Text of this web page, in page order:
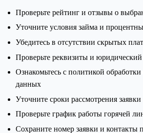
Проверьте рейтинг и отзывы о
Уточните условия займа и
Убедитесь в отсутствии скрытых
Проверьте реквизиты и
Ознакомьтесь с политикой
данных
Уточните сроки рассмотрения заявки
Проверьте график работы горячей
Сохраните номер заявки и контакты